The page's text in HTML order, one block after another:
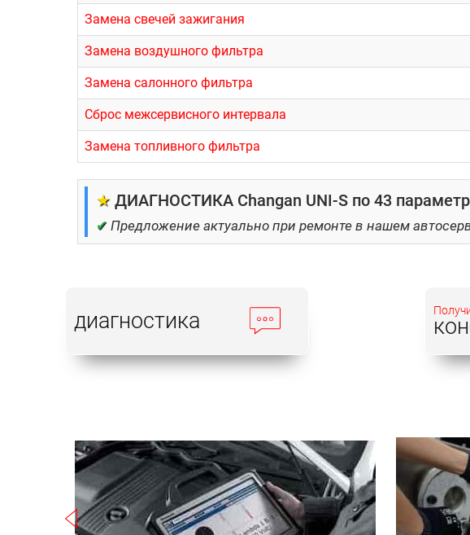
Замена свечей зажигания
Замена воздушного фильтра
Замена салонного фильтра
Сброс межсервисного интервала
Замена топливного фильтра
★ ДИАГНОСТИКА Changan UNI-S по 43
✔ Предложение актуально при ремонте в нашем
диагностика
Записаться